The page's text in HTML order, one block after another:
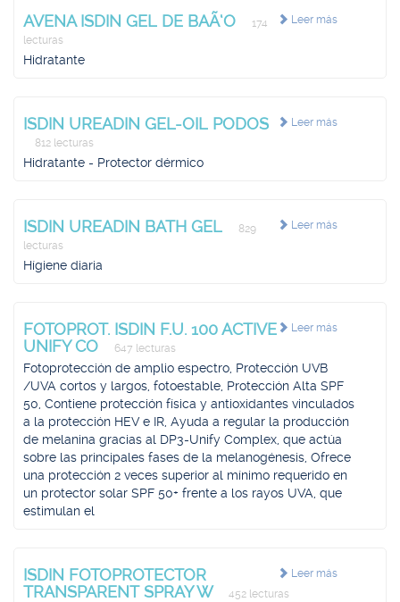
Leer más
AVENA ISDIN GEL DE BAÃ‘O
174
lecturas
Hidratante
Leer más
ISDIN UREADIN GEL-OIL PODOS
812 lecturas
Hidratante - Protector dérmico
Leer más
ISDIN UREADIN BATH GEL
829
lecturas
Hígiene diaria
Leer más
FOTOPROT. ISDIN F.U. 100 ACTIVE
UNIFY CO
647 lecturas
Fotoprotección de amplio espectro, Protección UVB
/UVA cortos y largos, fotoestable, Protección Alta SPF
50, Contiene protección física y antioxidantes vinculados
a la protección HEV e IR, Ayuda a regular la producción
de melanina gracias al DP3-Unify Complex, que actúa
sobre las principales fases de la melanogénesis, Ofrece
una protección 2 veces superior al mínimo requerido en
un protector solar SPF 50+ frente a los rayos UVA, que
estimulan el
Leer más
ISDIN FOTOPROTECTOR
TRANSPARENT SPRAY W
452 lecturas